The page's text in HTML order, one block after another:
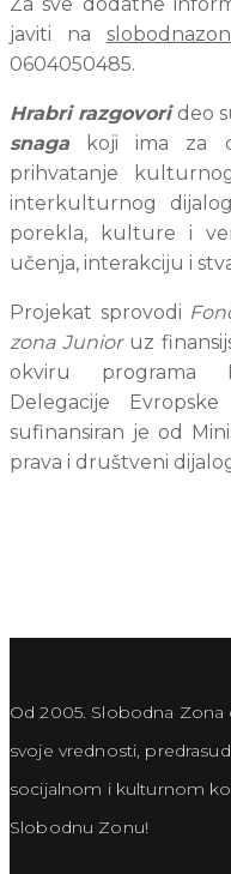
Za sve dodatne
javiti na
0604050485.
Hrabri razgovori deo
snaga koji ima za
prihvatanje
interkulturnog
porekla, kulture i
učenja, interakciju i
Projekat sprovodi
zona Junior uz
okviru programa
Delegacije
sufinansiran je od
prava i društveni
Od 2005. Slobodna
svoje vrednosti,
socijalnom i kulturnom
Slobodnu Zonu!